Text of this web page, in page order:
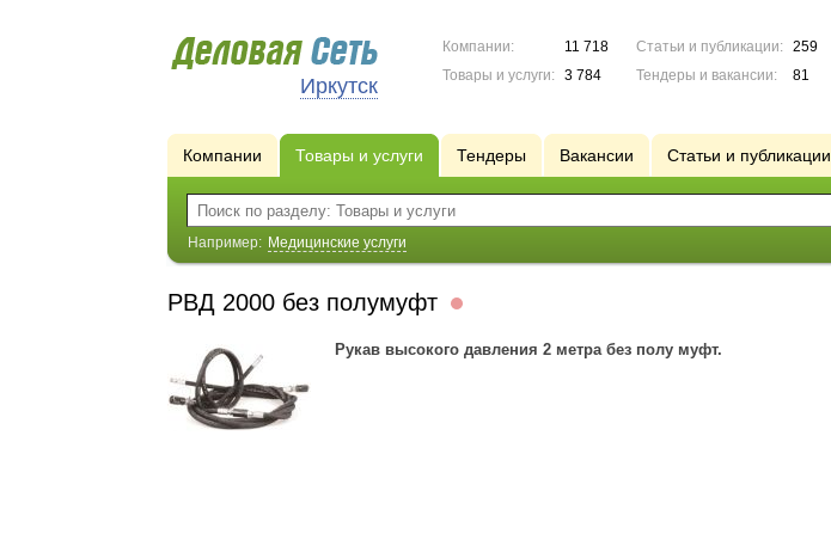
Иркутск
Компании:
11 718
Товары и услуги:
3 784
Статьи и публикации:
259
Тендеры и вакансии:
81
Компании Товары и услуги Тендеры Вакансии Статьи и публикации
Например: Медицинские услуги
РВД 2000 без полумуфт
Рукав высокого давления 2 метра без полу муфт.